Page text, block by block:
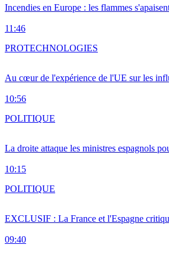
Incendies en Europe : les flammes
11:46
Au cœur de l'expérience de l'UE sur les
10:56
PROTECHNOLOGIES
La droite attaque les ministres espagnols
10:15
POLITIQUE
EXCLUSIF : La France et l'Espagne
09:40
POLITIQUE